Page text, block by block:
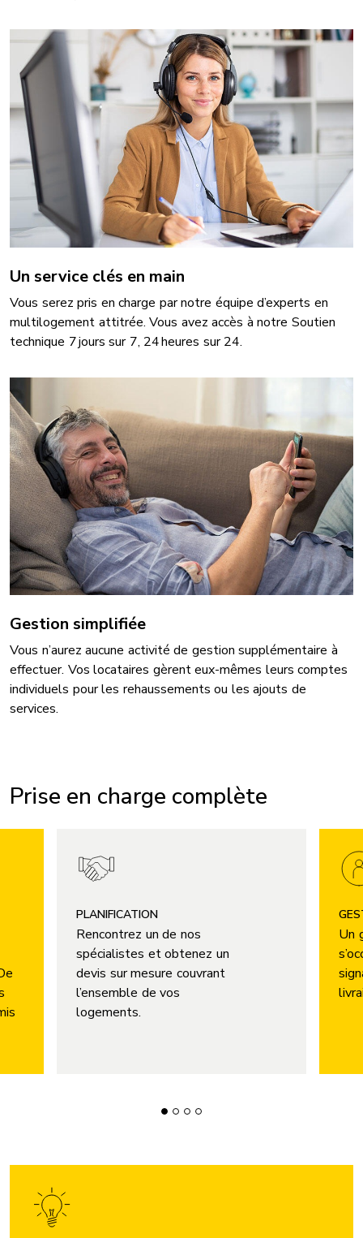
Un service clés en main
Vous serez pris en charge par notre équipe d’experts en
multilogement attitrée. Vous avez accès à notre Soutien
technique 7 jours sur 7, 24 heures sur 24.
Gestion simplifiée
Vous n’aurez aucune activité de gestion supplémentaire à
effectuer. Vos locataires gèrent eux-mêmes leurs comptes
individuels pour les rehaussements ou les ajouts de
services.
Prise en charge complète
PLANIFICATION
Rencontrez un de nos
spécialistes et obtenez un
devis sur mesure couvrant
l’ensemble de vos
logements.
Un